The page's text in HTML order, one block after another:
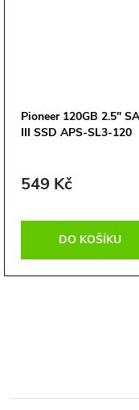
Pioneer 120GB 2.5"
III SSD APS-SL3-120
549 Kč
DO KOŠÍKU